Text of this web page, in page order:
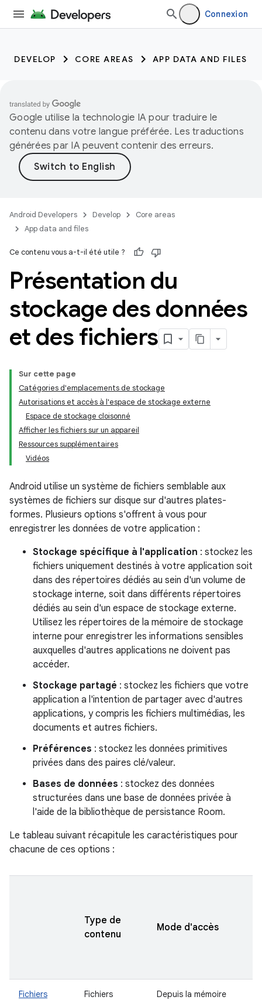
Connexion
DEVELOP CORE AREAS APP DATA AND FILES
Google utilise la technologie IA pour traduire le
contenu dans votre langue préférée. Les traductions
générées par IA peuvent contenir des erreurs.
Android Developers Develop
Core areas
App data and files
Ce contenu vous a-t-il été utile ?
Présentation du
stockage des données
et des fichiers
Sur cette page
Catégories d'emplacements de stockage
Autorisations et accès à l'espace de stockage externe
Espace de stockage cloisonné
Afficher les fichiers sur un appareil
Ressources supplémentaires
Vidéos
Android utilise un système de fichiers semblable aux
systèmes de fichiers sur disque sur d'autres plates-
formes. Plusieurs options s'offrent à vous pour
enregistrer les données de votre application :
Stockage spécifique à l'application : stockez les
fichiers uniquement destinés à votre application soit
dans des répertoires dédiés au sein d'un volume de
stockage interne, soit dans différents répertoires
dédiés au sein d'un espace de stockage externe.
Utilisez les répertoires de la mémoire de stockage
interne pour enregistrer les informations sensibles
auxquelles d'autres applications ne doivent pas
accéder.
Stockage partagé : stockez les fichiers que votre
application a l'intention de partager avec d'autres
applications, y compris les fichiers multimédias, les
documents et autres fichiers.
Préférences : stockez les données primitives
privées dans des paires clé/valeur.
Bases de données : stockez des données
structurées dans une base de données privée à
l'aide de la bibliothèque de persistance Room.
Le tableau suivant récapitule les caractéristiques pour
chacune de ces options :
Type de
contenu
Mode d'accès
Fichiers
Fichiers
Depuis la mémoire